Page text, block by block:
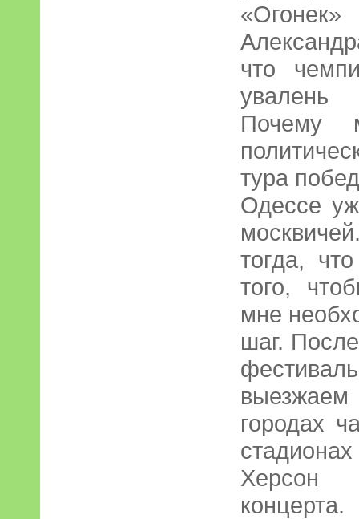
что
увалень
Почему
тура
Одессе
тогда,
того,
мне
шаг.
городах
Херсон
концерта.